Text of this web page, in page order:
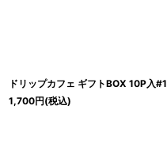
ドリップカフェ ギフトBOX 10P入#1
1,700円(税込)